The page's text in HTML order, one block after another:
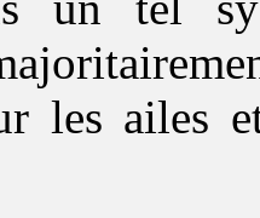
les ailes